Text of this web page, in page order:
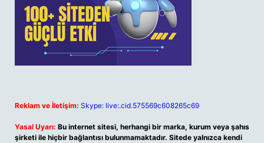
Reklam ve İletişim: Skype: live:.cid.575569c608265c69
Yasal Uyarı: Bu internet sitesi, herhangi bir marka, kurum veya şahıs
şirketi ile hiçbir bağlantısı bulunmamaktadır. Sitede yalnızca kendi